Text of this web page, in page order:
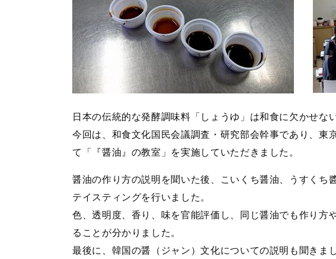
日本の伝統的な発酵調味料「しょうゆ」は和食に欠かせな
今回は、和食文化国民会議調査・研究部会幹事であり、東
て「『醤油』の教室」を実施していただきました。
醤油の作り方の説明を聞いた後、こいくち醤油、うすくち
テイスティングを行いました。
色、透明度、香り、味を官能評価し、同じ醤油でも作り方
ることが分かりました。
最後に、韓国の醤（ジャン）文化についての説明も聞きまし